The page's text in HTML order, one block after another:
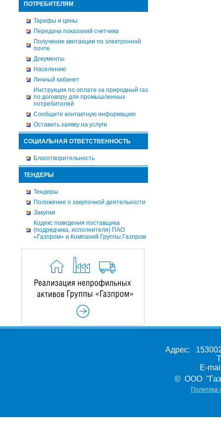
ПОТРЕБИТЕЛЯМ
Тарифы и цены
Передача показаний счетчика
Получение квитанции по электронной
почте
Документы
Населению
Личный кабинет
Инструкция по оплате за природный газ
по договору для промышленных
потребителей
Сообщите контактную информацию
Оставить заявку на услуги
СОЦИАЛЬНАЯ ОТВЕТСТВЕННОСТЬ
Благотворительность
ТЕНДЕРЫ
Тендеры
Положение о закупочной деятельности
Закупки
Кодекс поведения поставщика
(подрядчика, исполнителя) ПАО
«Газпром» и Компаний Группы Газпром
Адрес:
E-
© ООО
Политика